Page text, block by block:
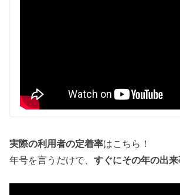
実際の利用者の定着率はこちら！
年号を言うだけで、すぐにその年の出